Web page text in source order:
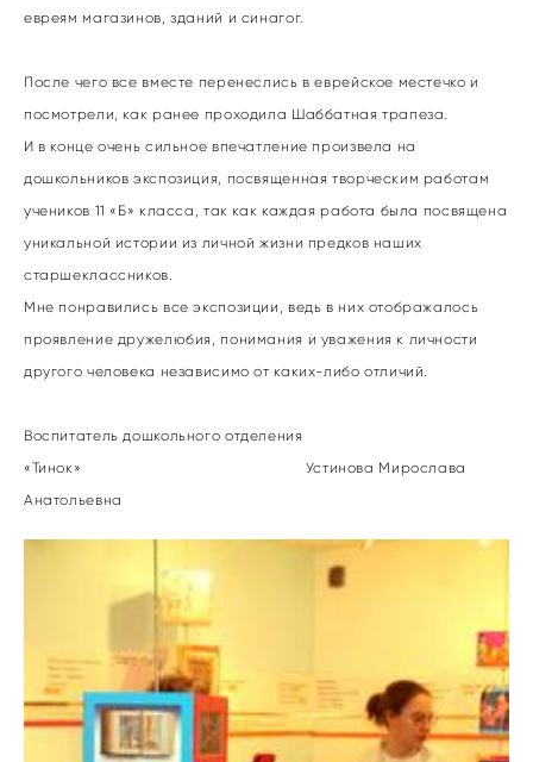
евреям магазинов, зданий и синагог.
После чего все вместе перенеслись в еврейское местечко и
посмотрели, как ранее проходила Шаббатная трапеза.
И в конце очень сильное впечатление произвела на
дошкольников экспозиция, посвященная творческим работам
учеников 11 «Б» класса, так как каждая работа была посвящена
уникальной истории из личной жизни предков наших
старшеклассников.
Мне понравились все экспозиции, ведь в них отображалось
проявление дружелюбия, понимания и уважения к личности
другого человека независимо от каких-либо отличий.
Воспитатель дошкольного отделения
«Тинок» Устинова Мирослава
Анатольевна